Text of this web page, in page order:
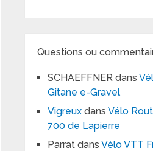
Questions ou
SCHAEFFNER dans
Gitane e-Gravel
Vigreux dansVélo
700 de Lapierre
Parrat dansVélo VTT